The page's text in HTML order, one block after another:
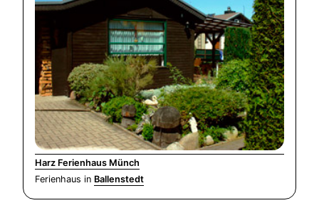
Harz Ferienhaus Münch
Ferienhaus in Ballenstedt